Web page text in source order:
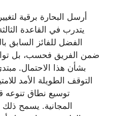
أرسل البحارة برقية
يتدرب في القاعدة
الفضل للفائز السابق
ضمن الفريق فحسب، بل
بشأن هذا الاحتمال.
التوقف الطويلة الأمد
توسيع نطاق تنوعه
المجانية. يسمح ذلك